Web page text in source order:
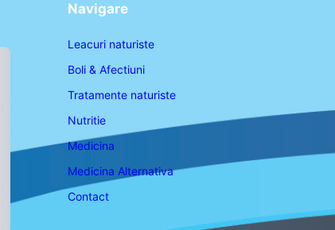
Navigare
Leacuri naturiste
Boli & Afectiuni
Tratamente naturiste
Nutritie
Medicina
Medicina Alternativa
Contact